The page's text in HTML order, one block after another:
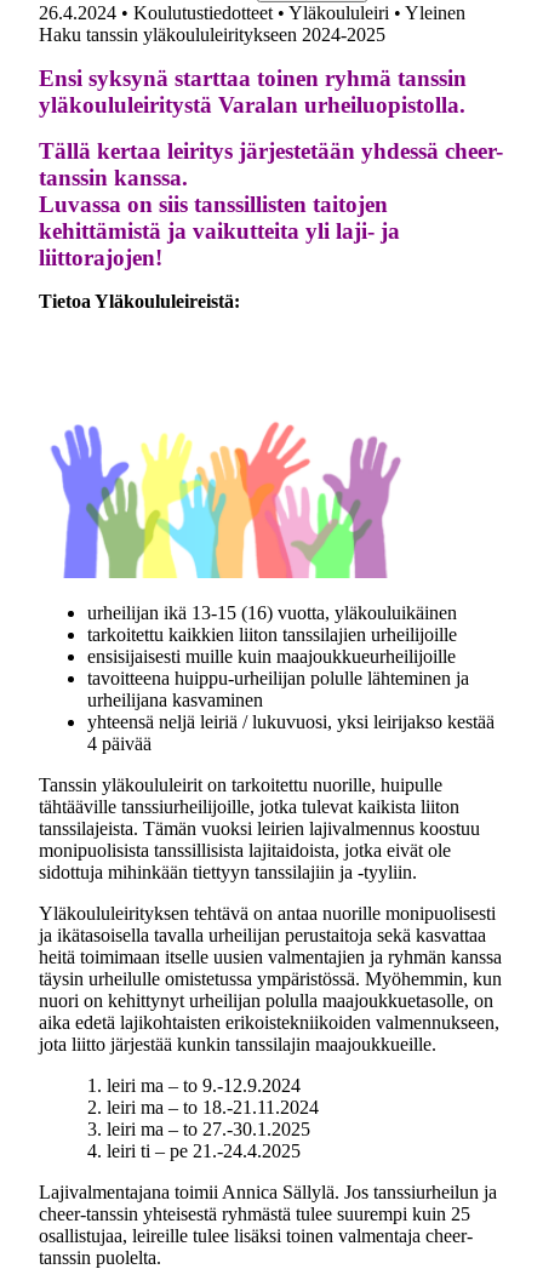
26.4.2024 • Koulutustiedotteet • Yläkoululeiri • Yleinen
Haku tanssin yläkoululeiritykseen 2024-2025
Ensi syksynä starttaa toinen ryhmä tanssin
yläkoululeiritystä Varalan urheiluopistolla.
Tällä kertaa leiritys järjestetään yhdessä cheer-
tanssin kanssa.
Luvassa on siis tanssillisten taitojen
kehittämistä ja vaikutteita yli laji- ja
liittorajojen!
Tietoa Yläkoululeireistä:
urheilijan ikä 13-15 (16) vuotta, yläkouluikäinen
tarkoitettu kaikkien liiton tanssilajien urheilijoille
ensisijaisesti muille kuin maajoukkueurheilijoille
tavoitteena huippu-urheilijan polulle lähteminen ja
urheilijana kasvaminen
yhteensä neljä leiriä / lukuvuosi, yksi leirijakso kestää
4 päivää
Tanssin yläkoululeirit on tarkoitettu nuorille, huipulle
tähtääville tanssiurheilijoille, jotka tulevat kaikista liiton
tanssilajeista. Tämän vuoksi leirien lajivalmennus koostuu
monipuolisista tanssillisista lajitaidoista, jotka eivät ole
sidottuja mihinkään tiettyyn tanssilajiin ja -tyyliin.
Yläkoululeirityksen tehtävä on antaa nuorille monipuolisesti
ja ikätasoisella tavalla urheilijan perustaitoja sekä kasvattaa
heitä toimimaan itselle uusien valmentajien ja ryhmän kanssa
täysin urheilulle omistetussa ympäristössä. Myöhemmin, kun
nuori on kehittynyt urheilijan polulla maajoukkuetasolle, on
aika edetä lajikohtaisten erikoistekniikoiden valmennukseen,
jota liitto järjestää kunkin tanssilajin maajoukkueille.
1. leiri ma – to 9.-12.9.2024
2. leiri ma – to 18.-21.11.2024
3. leiri ma – to 27.-30.1.2025
4. leiri ti – pe 21.-24.4.2025
Lajivalmentajana toimii Annica Sällylä. Jos tanssiurheilun ja
cheer-tanssin yhteisestä ryhmästä tulee suurempi kuin 25
osallistujaa, leireille tulee lisäksi toinen valmentaja cheer-
tanssin puolelta.